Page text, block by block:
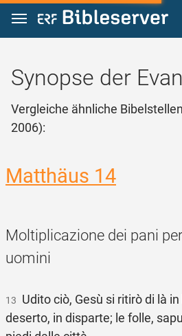
Zum Inhalt springen
Synopse der
Vergleiche ähnliche
2006):
Matthäus 14
Moltiplicazione dei pani
uomini
13 Udito ciò, Gesù si ritirò di là
deserto, in disparte; le folle,